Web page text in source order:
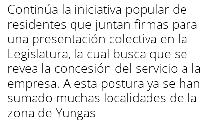
Continúa la iniciativa popular de
residentes que juntan firmas para
una presentación colectiva en la
Legislatura, la cual busca que se
revea la concesión del servicio a la
empresa. A esta postura ya se han
sumado muchas localidades de la
zona de Yungas-